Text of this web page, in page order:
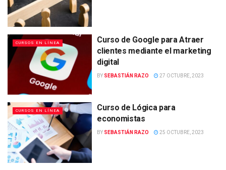
CURSOS EN LÍNEA
Curso de Google para Atraer
clientes mediante el marketing
digital
BY SEBASTIÁN RAZO 27 OCTUBRE, 2023
CURSOS EN LÍNEA
Curso de Lógica para
economistas
BY SEBASTIÁN RAZO 25 OCTUBRE, 2023